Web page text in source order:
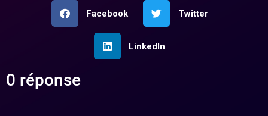
Facebook Twitter
LinkedIn
0 réponse